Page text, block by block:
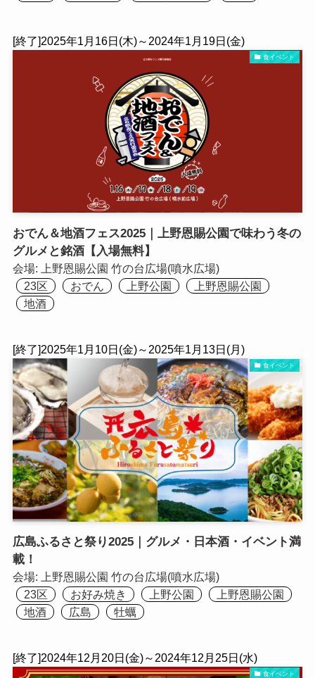
[終了]2025年1月16日(木)～2024年1月19日(金)
食イベント
おでん＆地酒フェス2025｜上野恩賜公園で味わう冬の
グルメと銘酒【入場無料】
会場:
上野恩賜公園 竹の台広場(噴水広場)
23区
おでん 上野公園
上野恩賜公園
地酒
[終了]2025年1月10日(金)～2025年1月13日(月)
食イベント
広島ふるさと祭り2025｜グルメ・日本酒・イベント満
載！
会場:
上野恩賜公園 竹の台広場(噴水広場)
23区
お好み焼き 上野公園
上野恩賜公園
地酒
広島 牡蠣
[終了]2024年12月20日(金)～2024年12月25日(水)
食イベント